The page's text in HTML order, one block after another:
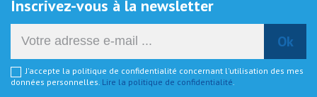
Inscrivez-vous à la newsletter
J'accepte la politique de confidentialité concernant l'utilisation des mes
données personnelles. Lire la politique de confidentialité